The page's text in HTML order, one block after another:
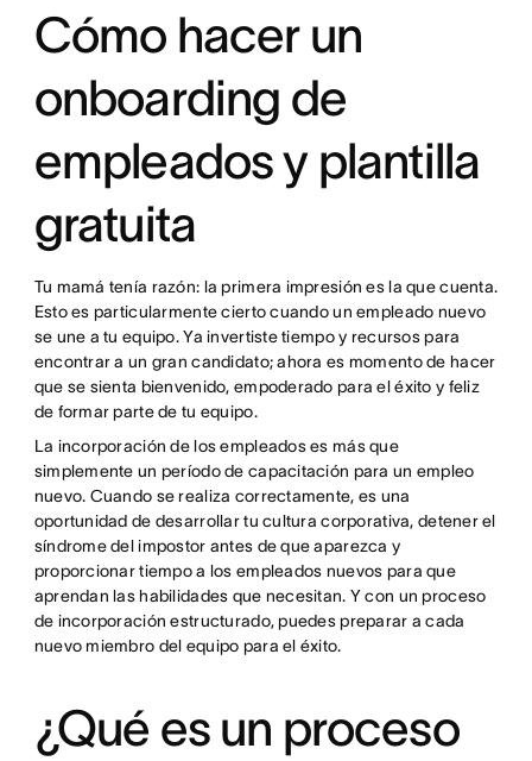
Cómo hacer un
onboarding de
empleados y plantilla
gratuita
Tu mamá tenía razón: la primera impresión es la que cuenta.
Esto es particularmente cierto cuando un empleado nuevo
se une a tu equipo. Ya invertiste tiempo y recursos para
encontrar a un gran candidato; ahora es momento de hacer
que se sienta bienvenido, empoderado para el éxito y feliz
de formar parte de tu equipo.
La incorporación de los empleados es más que
simplemente un período de capacitación para un empleo
nuevo. Cuando se realiza correctamente, es una
oportunidad de desarrollar tu cultura corporativa, detener el
síndrome del impostor antes de que aparezca y
proporcionar tiempo a los empleados nuevos para que
aprendan las habilidades que necesitan. Y con un proceso
de incorporación estructurado, puedes preparar a cada
nuevo miembro del equipo para el éxito.
¿Qué es un proceso